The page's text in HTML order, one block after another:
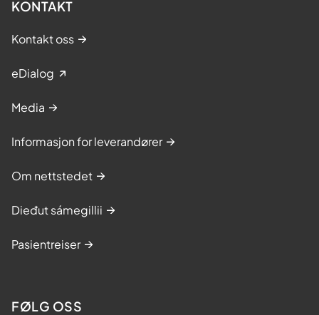
KONTAKT
Kontakt oss
eDialog
Media
Informasjon for leverandører
Om nettstedet
Dieđut sámegillii
Pasientreiser
FØLG OSS